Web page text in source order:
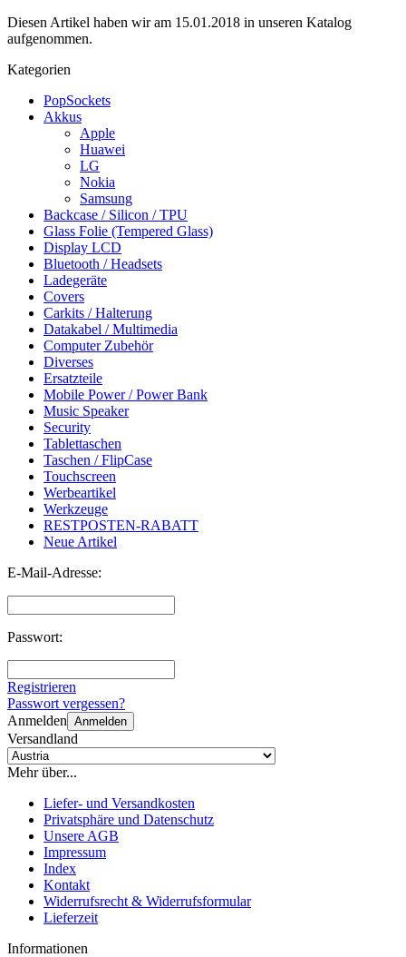
Diesen Artikel haben wir am 15.01.2018 in unseren Katalog
aufgenommen.
Kategorien
PopSockets
Akkus
Apple
Huawei
LG
Nokia
Samsung
Backcase / Silicon / TPU
Glass Folie (Tempered Glass)
Display LCD
Bluetooth / Headsets
Ladegeräte
Covers
Carkits / Halterung
Datakabel / Multimedia
Computer Zubehör
Diverses
Ersatzteile
Mobile Power / Power Bank
Music Speaker
Security
Tablettaschen
Taschen / FlipCase
Touchscreen
Werbeartikel
Werkzeuge
RESTPOSTEN-RABATT
Neue Artikel
E-Mail-Adresse:
Passwort:
Registrieren
Passwort vergessen?
Anmelden Anmelden
Versandland
Mehr über...
Liefer- und Versandkosten
Privatsphäre und Datenschutz
Unsere AGB
Impressum
Index
Kontakt
Widerrufsrecht & Widerrufsformular
Lieferzeit
Informationen